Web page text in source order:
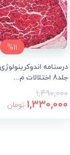
%11
جلد8 اختلالات م...
1,490,000
1,330,000 تومان